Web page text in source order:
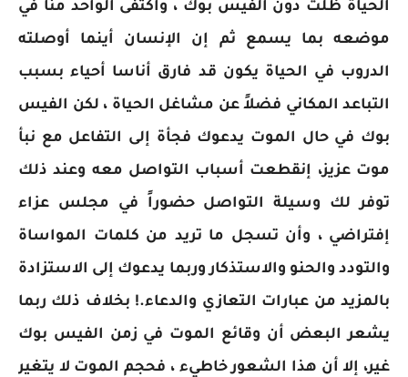
الحياة ظلت دون الفيس بوك ، وأكتفى الواحد منا في
موضعه بما يسمع ثم إن الإنسان أينما أوصلته
الدروب في الحياة يكون قد فارق أناسا أحياء بسبب
التباعد المكاني فضلاً عن مشاغل الحياة ، لكن الفيس
بوك في حال الموت يدعوك فجأة إلى التفاعل مع نبأ
موت عزيز، إنقطعت أسباب التواصل معه وعند ذلك
توفر لك وسيلة التواصل حضوراً في مجلس عزاء
إفتراضي ، وأن تسجل ما تريد من كلمات المواساة
والتودد والحنو والاستذكار وربما يدعوك إلى الاستزادة
بالمزيد من عبارات التعازي والدعاء.! بخلاف ذلك ربما
يشعر البعض أن وقائع الموت في زمن الفيس بوك
غير، إلا أن هذا الشعور خاطيء ، فحجم الموت لا يتغير